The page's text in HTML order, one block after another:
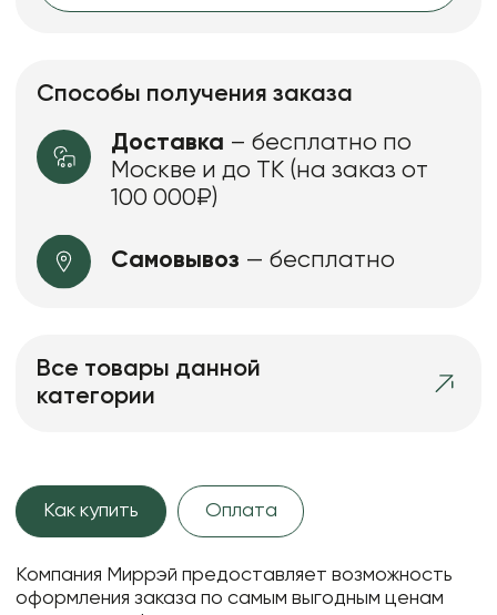
Способы получения заказа
Доставка – бесплатно по
Москве и до ТК (на заказ от
100 000₽)
Самовывоз — бесплатно
Все товары данной
категории
Как купить Оплата
Компания Миррэй предоставляет возможность
оформления заказа по самым выгодным ценам